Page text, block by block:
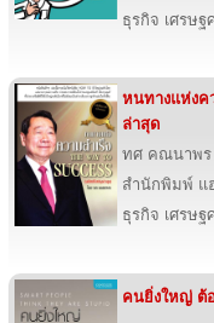
ธุรกิจ เศรษฐ
หนทางแห่งค
ล่าสุด
ทศ คณนาพร
สำนักพิมพ์ แ
ธุรกิจ เศรษฐ
คนยิ่งใหญ่ ต้